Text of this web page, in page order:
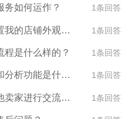
务如何运作？ 1条回答
我如何在Walmart平台上设置我的店铺外观和设计？ 1条回答
程是什么样的？ 1条回答
Walmart平台上的销售数据和分析功能是什么？ 1条回答
如何在Walmart平台上与其他卖家进行交流和合作？ 1条回答